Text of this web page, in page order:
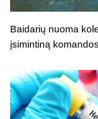
Baidarių nuoma
įsimintiną